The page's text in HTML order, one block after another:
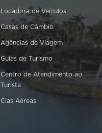
Locadora de Veículos
Casas de Câmbio
Agências de Viagem
Guias de Turismo
Centro de Atendimento ao
Turista
Cias Aéreas